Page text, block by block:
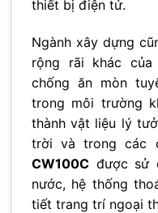
thiết bị điện tử.
Ngành xây dựng
rộng rãi khác
chống ăn mòn
trong môi trường
thành vật liệu lý
trời và trong các
CW100C được sử
nước, hệ thống
tiết trang trí ngoại